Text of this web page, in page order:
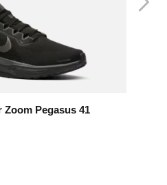
Zoom Pegasus 41